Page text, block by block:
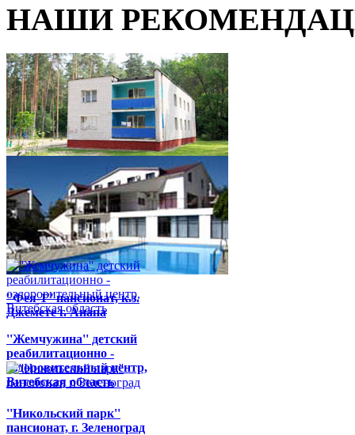
НАШИ
''Качье'' детский
реабилитационно -
оздоровительный центр,
Гомельская область
''Фея-1'' пансионат, к.з.
Джемете г. Анапа
''Жемчужина'' детский
реабилитационно -
оздоровительный центр,
Витебская область
''Никольский парк''
пансионат, г. Зеленоград